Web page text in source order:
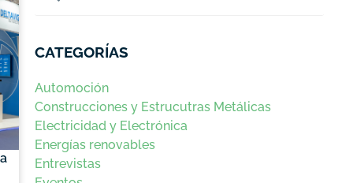
CATEGORÍAS
Automoción
Construcciones y Estrucutras Metálicas
Electricidad y Electrónica
Energías renovables
Entrevistas